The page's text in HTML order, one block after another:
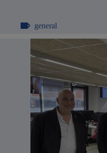
general